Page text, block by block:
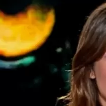
Moderne mi specializzo
passione per la scrittura